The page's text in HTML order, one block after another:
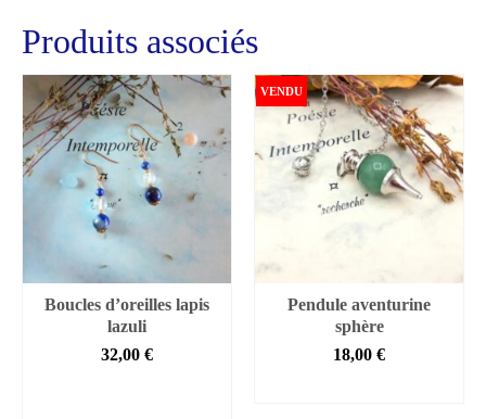
Produits associés
Boucles d’oreilles lapis
lazuli
32,00 €
VENDU
Pendule aventurine
sphère
18,00 €